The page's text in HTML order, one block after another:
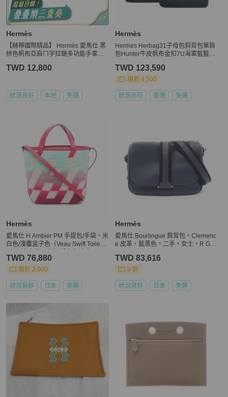
Hermès
【赫蒂國際精品】 Hermès 愛馬仕 黑
拼色帆布亞麻ㄇ字拉鏈多功能手拿包 v
TWD 12,800
狀況良好 本地 免運
Hermès
Hermes Herbag31子母包斜背包單肩
包Hunter牛皮帆布金扣7U海軍藍藍色
TWD 123,590
現折 4,500
狀況尚可 香港 免運
Hermès
愛馬仕 H Ambier PM 手提包/手袋，米
白色/淺覆盆子色（Veau Swift Toile
TWD 76,880
現折 2,000
狀況良好 日本 免運
Hermès
愛馬仕 Bourlingue 肩背包，Clemenc
e 皮革，藍黑色，二手，女士，R GH
TWD 83,616
9 折
狀況良好 日本 免運